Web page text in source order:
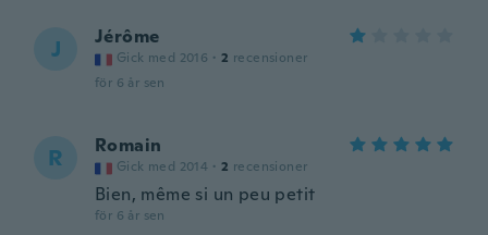
J Jérôme
Gick med 2016 · 2 recensioner
för 6 år sen
R Romain
Gick med 2014 · 2 recensioner
Bien, même si un peu petit
för 6 år sen